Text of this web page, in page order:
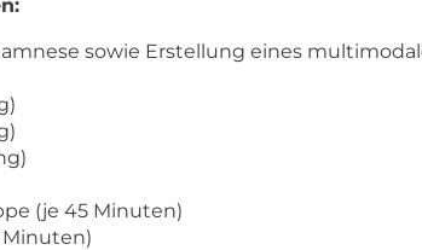
sowie Erstellung eines
(je 45 Minuten)
Minuten)